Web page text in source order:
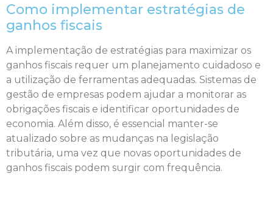
Como implementar estratégias de
ganhos fiscais
A implementação de estratégias para maximizar os
ganhos fiscais requer um planejamento cuidadoso e
a utilização de ferramentas adequadas. Sistemas de
gestão de empresas podem ajudar a monitorar as
obrigações fiscais e identificar oportunidades de
economia. Além disso, é essencial manter-se
atualizado sobre as mudanças na legislação
tributária, uma vez que novas oportunidades de
ganhos fiscais podem surgir com frequência.